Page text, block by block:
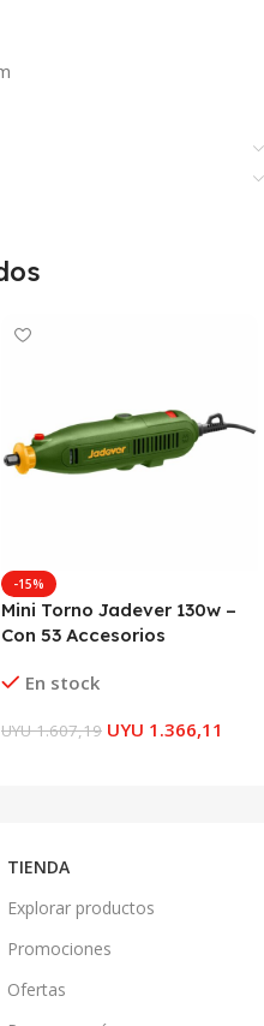
-15%
Mini Torno Jadever 130w –
Con 53 Accesorios
En stock
UYU1.607,19 UYU 1.366,11
TIENDA
Explorar productos
Promociones
Ofertas